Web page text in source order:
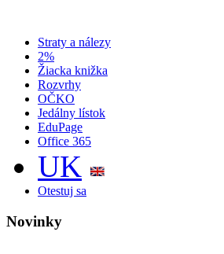
Straty a nálezy
2%
Žiacka knižka
Rozvrhy
OČKO
Jedálny lístok
EduPage
Office 365
UK
Otestuj sa
Novinky